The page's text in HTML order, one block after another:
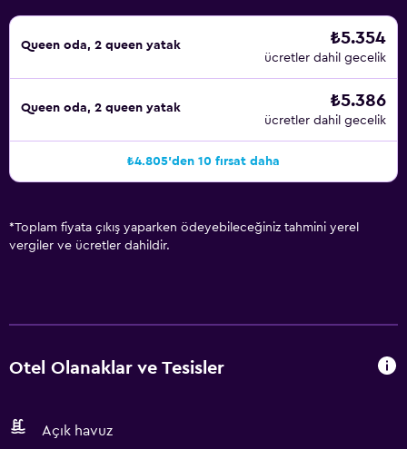
Queen oda, 2 queen yatak ₺5.354
ücretler dahil gecelik
Queen oda, 2 queen yatak ₺5.386
ücretler dahil gecelik
₺4.805'den 10 fırsat daha
*Toplam fiyata çıkış yaparken ödeyebileceğiniz tahmini yerel
vergiler ve ücretler dahildir.
Otel Olanaklar ve Tesisler
Açık havuz